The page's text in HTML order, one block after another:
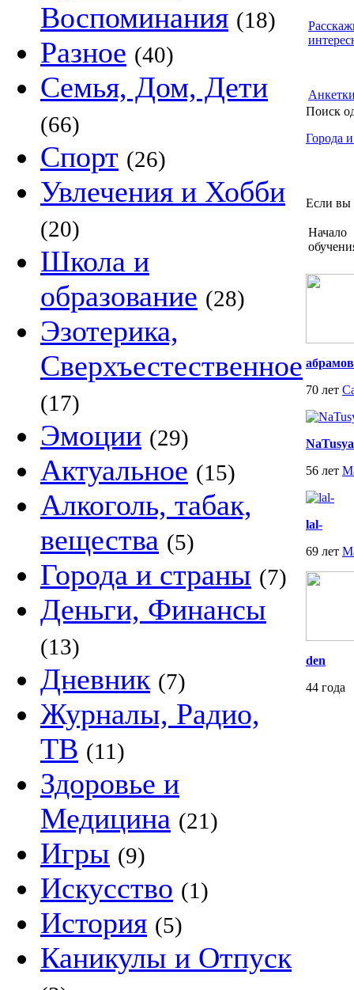
Воспоминания (18)
Разное (40)
Семья, Дом, Дети
(66)
Спорт (26)
Увлечения и Хобби
(20)
Школа и
образование (28)
Эзотерика,
Сверхъестественное
(17)
Эмоции (29)
Актуальное (15)
Алкоголь, табак,
вещества (5)
Города и страны (7)
Деньги, Финансы
(13)
Дневник (7)
Журналы, Радио,
ТВ (11)
Здоровье и
Медицина (21)
Игры (9)
Искусство (1)
История (5)
Каникулы и Отпуск
Поиск
Города
Если вы
Начало
70 лет
NaTusya
56 лет
lal-
69 лет
den
44 года